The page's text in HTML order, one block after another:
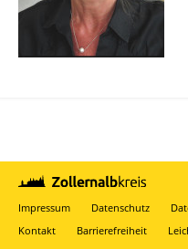
Impressum Datenschutz
Kontakt
Barrierefreiheit